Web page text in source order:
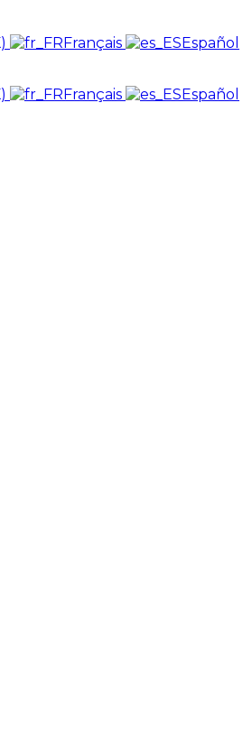
Français
Español
Français
Español